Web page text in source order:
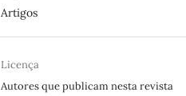
Artigos
Licença
Autores que publicam nesta revista